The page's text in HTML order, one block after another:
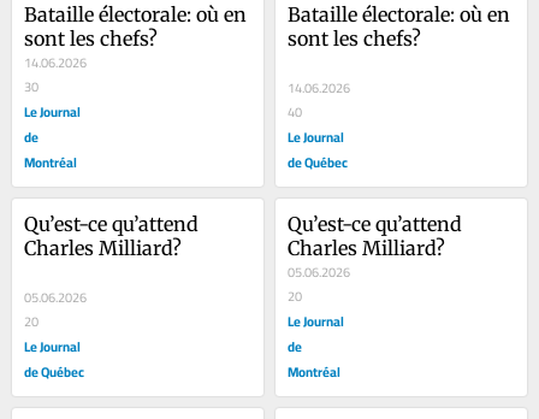
Bataille électorale: où en
sont les chefs?
14.06.2026
30
Le Journal
de
Montréal
Bataille électorale: où en
sont les chefs?
14.06.2026
40
Le Journal
de Québec
Qu’est-ce qu’attend
Charles Milliard?
05.06.2026
20
Le Journal
de Québec
Qu’est-ce qu’attend
Charles Milliard?
05.06.2026
20
Le Journal
de
Montréal